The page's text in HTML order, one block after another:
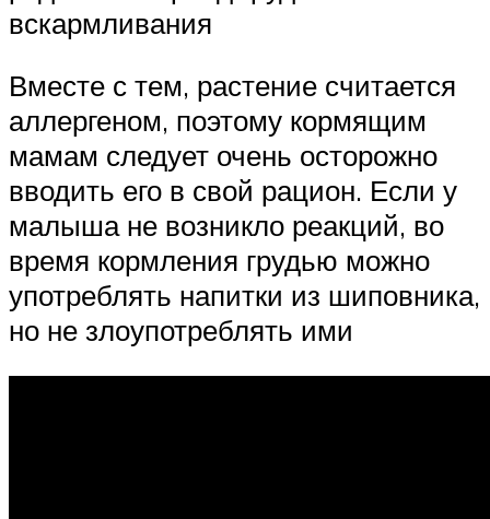
вскармливания
Вместе с тем, растение считается
аллергеном, поэтому кормящим
мамам следует очень осторожно
вводить его в свой рацион. Если у
малыша не возникло реакций, во
время кормления грудью можно
употреблять напитки из шиповника,
но не злоупотреблять ими